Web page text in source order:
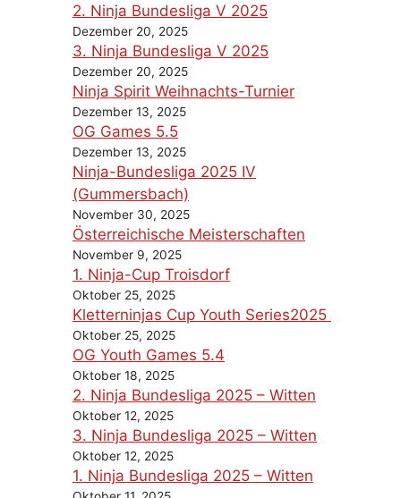
2. Ninja Bundesliga V 2025
Dezember 20, 2025
3. Ninja Bundesliga V 2025
Dezember 20, 2025
Ninja Spirit Weihnachts-Turnier
Dezember 13, 2025
OG Games 5.5
Dezember 13, 2025
Ninja-Bundesliga 2025 IV
(Gummersbach)
November 30, 2025
Österreichische Meisterschaften
November 9, 2025
1. Ninja-Cup Troisdorf
Oktober 25, 2025
Kletterninjas Cup Youth Series2025
Oktober 25, 2025
OG Youth Games 5.4
Oktober 18, 2025
2. Ninja Bundesliga 2025 – Witten
Oktober 12, 2025
3. Ninja Bundesliga 2025 – Witten
Oktober 12, 2025
1. Ninja Bundesliga 2025 – Witten